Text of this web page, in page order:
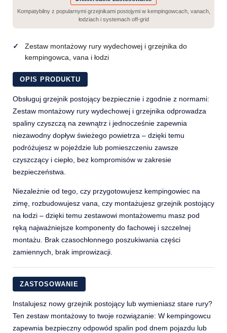
Kompatybilny z popularnymi grzejnikami postojymi w kempingowcach, vanach,
łodziach i systemach off-grid
Zestaw montażowy rury wydechowej i grzejnika do
kempingowca, vana i łodzi
OPIS PRODUKTU
Obsługuj grzejnik postojący bezpiecznie i zgodnie z normami:
Zestaw montażowy rury wydechowej i grzejnika odprowadza
spaliny czyszczą na zewnątrz i jednocześnie zapewnia
niezawodny dopływ świeżego powietrza – dzięki temu
podróżujesz w pojeździe lub pomieszczeniu zawsze
czyszczący i ciepło, bez kompromisów w zakresie
bezpieczeństwa.
Niezależnie od tego, czy przygotowujesz kempingowiec na
zimę, rozbudowujesz vana, czy montażujesz grzejnik postojący
na łodzi – dzięki temu zestawowi montażowemu masz pod
ręką najważniejsze komponenty do fachowej i szczelnej
montażu. Brak czasochłonnego poszukiwania części
zamiennych, brak improwizacji.
ZASTOSOWANIE
Instalujesz nowy grzejnik postojący lub wymieniasz stare rury?
Ten zestaw montażowy to twoje rozwiązanie: W kempingowcu
zapewnia bezpieczny odpowód spalin pod dnem pojazdu lub